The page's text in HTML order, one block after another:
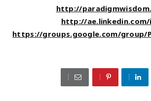
http://
http://
https://groups.google.com/group/